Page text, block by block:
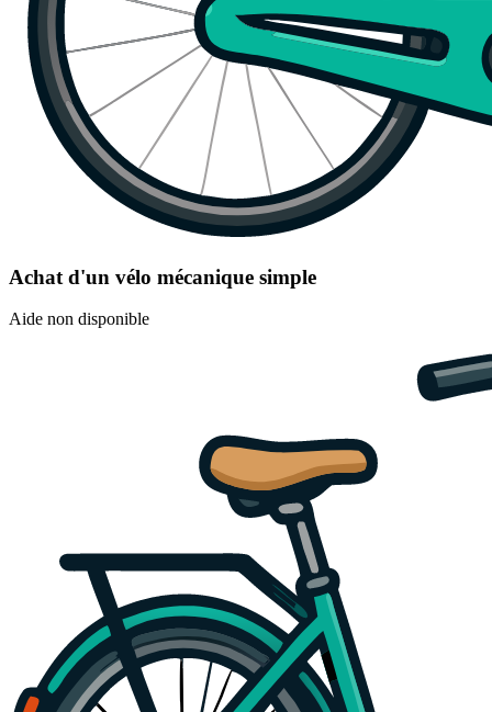
Achat d'un vélo mécanique simple
Aide non disponible